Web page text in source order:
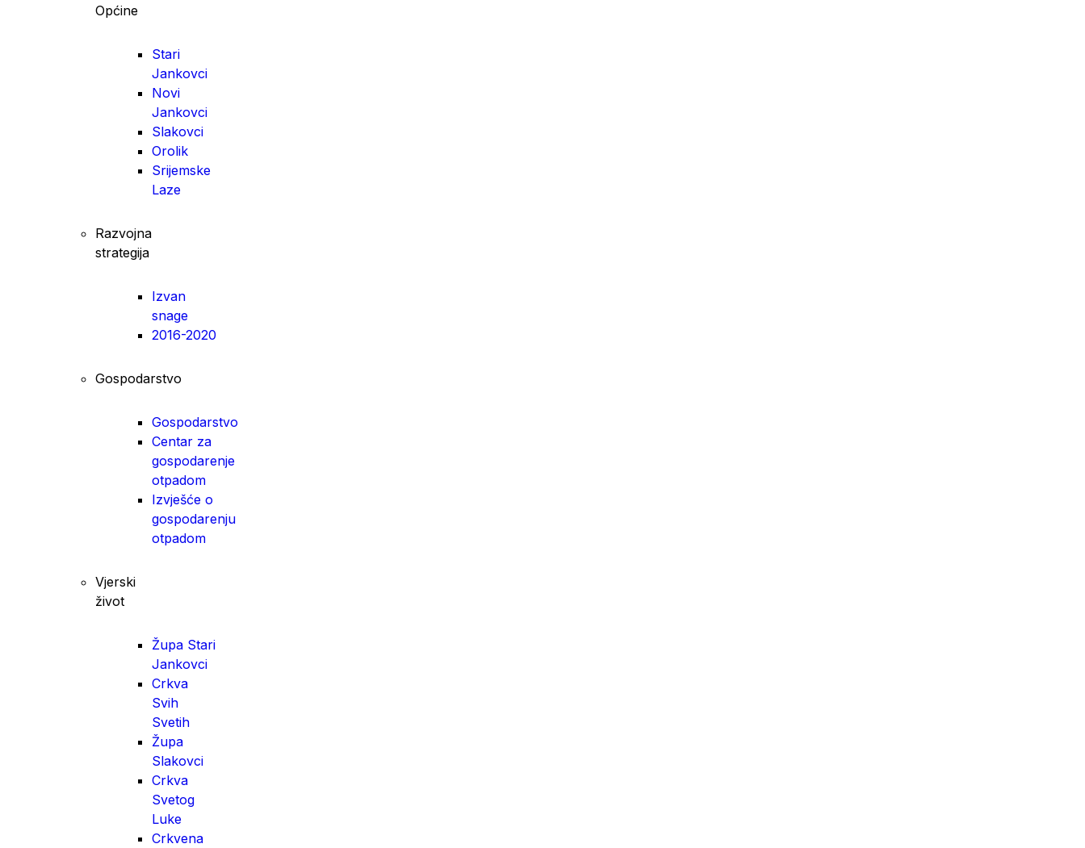
Općine
Stari
Jankovci
Novi
Jankovci
Slakovci
Orolik
Srijemske
Laze
Razvojna
strategija
Izvan
snage
2016-2020
Gospodarstvo
Gospodarstvo
Centar za
gospodarenje
otpadom
Izvješće o
gospodarenju
otpadom
Vjerski
život
Župa Stari
Jankovci
Crkva
Svih
Svetih
Župa
Slakovci
Crkva
Svetog
Luke
Crkvena